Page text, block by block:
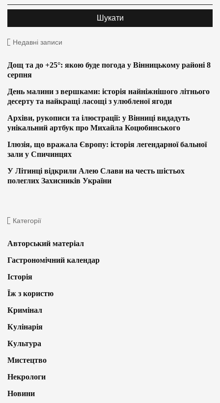
Недавні записи
Дощ та до +25°: якою буде погода у Вінницькому районі 8
серпня
День малини з вершками: історія найніжнішого літнього
десерту та найкращі ласощі з улюбленої ягоди
Архіви, рукописи та ілюстрації: у Вінниці видадуть
унікальний артбук про Михайла Коцюбинського
Ілюзія, що вражала Європу: історія легендарної бальної
зали у Спичинцях
У Літинці відкрили Алею Слави на честь шістьох
полеглих Захисників України
Категорії
Авторський матеріал
Гастрономічний календар
Історія
Їж з користю
Кримінал
Кулінарія
Культура
Мистецтво
Некрологи
Новини